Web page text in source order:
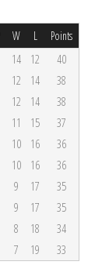
W L Points
14 12
40
12 14
38
12 14
38
11 15
37
10 16
36
10 16
36
9 17
35
9 17
35
8 18
34
7 19 33